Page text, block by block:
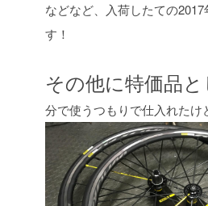
などなど、入荷したての
す！
その他に特価品と
分で使うつもりで仕入れたけ